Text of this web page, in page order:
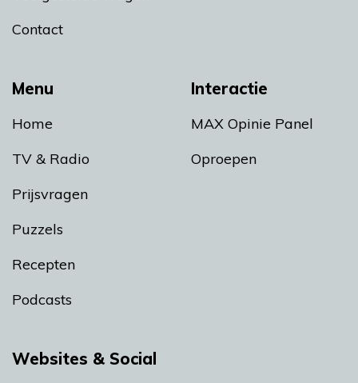
Menu
Home
TV & Radio
Prijsvragen
Puzzels
Recepten
Podcasts
Interactie
MAX Opinie Panel
Oproepen
Contact
Websites & Social